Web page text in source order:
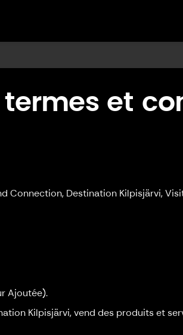
termes et
Connection, Destination Kilpisjärvi,
Ajoutée).
Kilpisjärvi, vend des produits et